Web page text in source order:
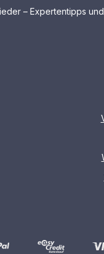
– Expertentipps